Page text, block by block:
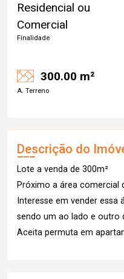
Residencial ou
Comercial
Finalidade
300.00 m²
A. Terreno
Descrição do
Lote a venda de 300m²
Próximo a área comercial
Interesse em vender
sendo um ao lado e outro
Aceita permuta em